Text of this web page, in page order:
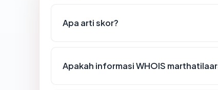
Apa arti skor?
Apakah informasi WHOIS